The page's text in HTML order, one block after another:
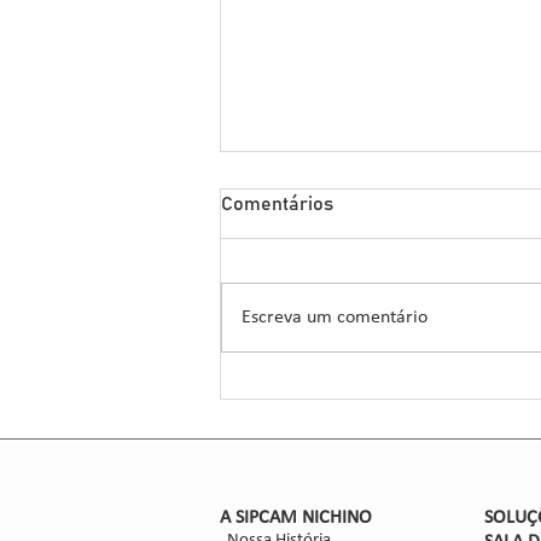
Sipcam Nichino Lança
defensivos agrícolas, introduziu um
novo herbicida para o manejo do
Comentários
Escreva um comentário
​A SIPCAM NICHINO